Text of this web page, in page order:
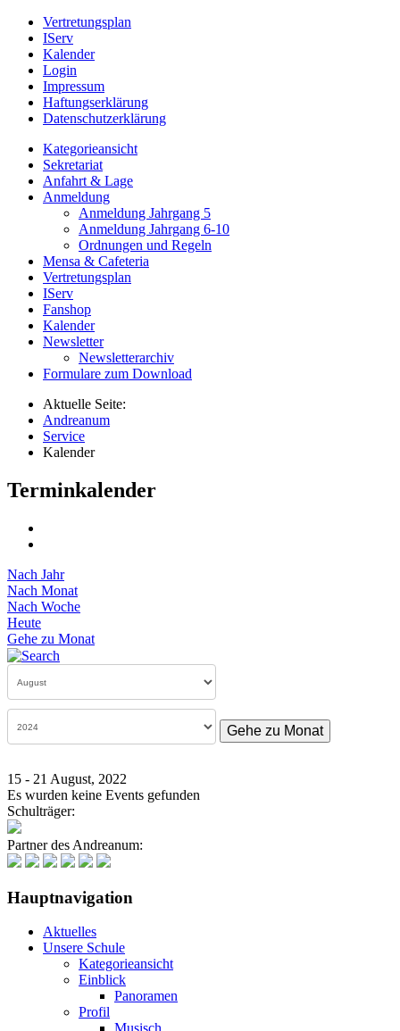
Vertretungsplan
IServ
Kalender
Login
Impressum
Haftungserklärung
Datenschutzerklärung
Kategorieansicht
Sekretariat
Anfahrt & Lage
Anmeldung
Anmeldung Jahrgang 5
Anmeldung Jahrgang 6-10
Ordnungen und Regeln
Mensa & Cafeteria
Vertretungsplan
IServ
Fanshop
Kalender
Newsletter
Newsletterarchiv
Formulare zum Download
Aktuelle Seite:
Andreanum
Service
Kalender
Terminkalender
Nach Jahr
Nach Monat
Nach Woche
Heute
Gehe zu Monat
Gehe zu Monat
15 - 21 August, 2022
Es wurden keine Events gefunden
Schulträger:
Partner des Andreanum:
Hauptnavigation
Aktuelles
Unsere Schule
Kategorieansicht
Einblick
Panoramen
Profil